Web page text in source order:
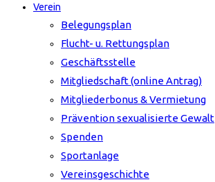
Verein
Belegungsplan
Flucht- u. Rettungsplan
Geschäftsstelle
Mitgliedschaft (online Antrag)
Mitgliederbonus & Vermietung
Prävention sexualisierte Gewalt
Spenden
Sportanlage
Vereinsgeschichte